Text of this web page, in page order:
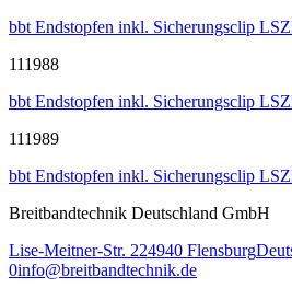
bbt Endstopfen inkl. Sicherungsclip
111988
bbt Endstopfen inkl. Sicherungsclip
111989
bbt Endstopfen inkl. Sicherungsclip
Breitbandtechnik Deutschland GmbH
Lise-Meitner-Str. 224940 Flensburg
0info@breitbandtechnik.de